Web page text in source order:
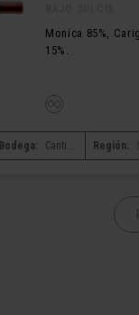
Monica 85%,
15%.
Bodega: Cantina santadi Región: